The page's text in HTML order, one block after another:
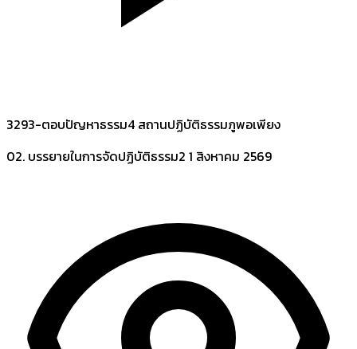
3293-ตอบปัญหาธรรม4 สถานปฏิบัติธรรมภูพอเพียง
02. บรรยายในการจัดปฏิบัติธรรม2 1 สิงหาคม 2569